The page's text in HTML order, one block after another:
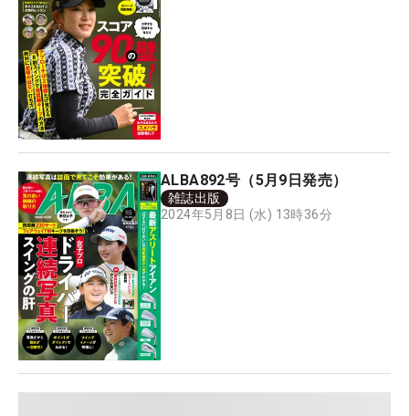
ALBA892号（5月9日発売）
雑誌出版
2024年5月8日 (水) 13時36分